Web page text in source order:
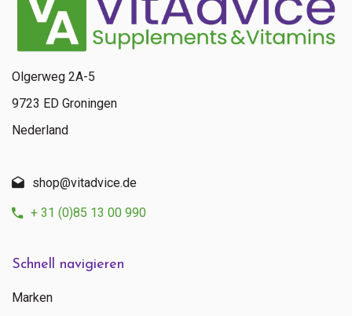
Schnell navigieren
Marken
Olgerweg 2A-5
9723 ED Groningen
Nederland
shop@vitadvice.de
+ 31 (0)85 13 00 990